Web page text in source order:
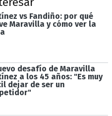
vs Fandiño: por qué
Maravilla y cómo ver la
desafío de Maravilla
a los 45 años: "Es muy
dejar de ser un